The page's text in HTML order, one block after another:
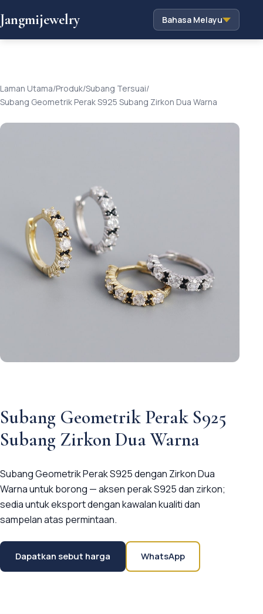
Jangmijewelry Bahasa Melayu
Laman Utama/Produk/Subang Tersuai/
Subang Geometrik Perak S925 Subang Zirkon Dua Warna
Subang Geometrik Perak S925
Subang Zirkon Dua Warna
Subang Geometrik Perak S925 dengan Zirkon Dua
Warna untuk borong — aksen perak S925 dan zirkon;
sedia untuk eksport dengan kawalan kualiti dan
sampelan atas permintaan.
Dapatkan sebut harga WhatsApp